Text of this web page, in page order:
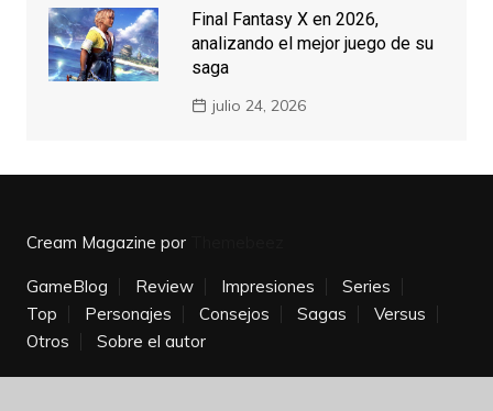
Final Fantasy X en 2026,
analizando el mejor juego de su
saga
julio 24, 2026
Cream Magazine por
GameBlog Review Impresiones
Series
Top
Personajes Consejos Sagas
Versus
Otros
Sobre el autor